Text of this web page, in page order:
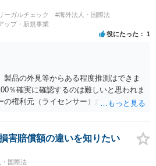
に契約を解除し、100万円の返金を要求す
たします。 この他、持ち株比率などに
きるのであれば、相手方の解任請求を
るとしても、当時のやり取りや契約内
っても、とるべき手段が異なってきま
考えであれば、関連資料をお持ちのう
し、対策を立てていくべきと思慮いたし
ーガルチェック
#海外法人・国際法
ップ・新規事業
役にたった 1
品の外見等からある程度推測はできま
％確実に確認するのは難しいと思われま
の権利元（ライセンサー）がわかるので
元に工場へ作成依頼などした場合」につ
オリジナルのものであれば問題はありま
するものであれば、その権利元から許
害賠償額の違いを知りたい
国際法